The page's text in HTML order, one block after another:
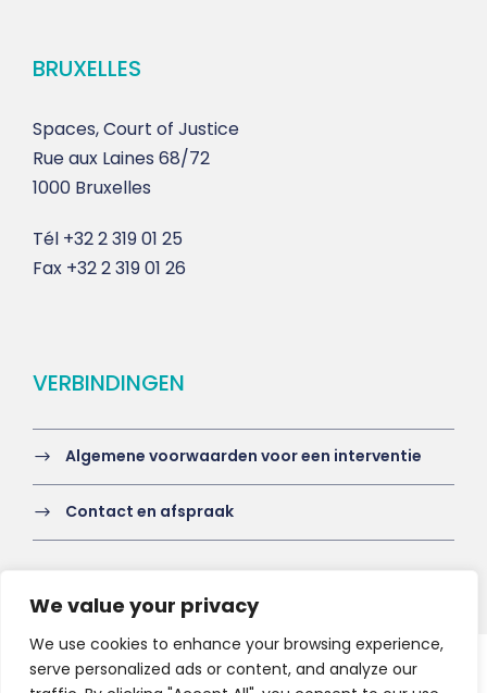
We value your privacy
We use cookies to enhance your browsing experience,
serve personalized ads or content, and analyze our
BRUXELLES
Spaces, Court of Justice
Rue aux Laines 68/72
1000 Bruxelles
Tél +32 2 319 01 25
Fax +32 2 319 01 26
VERBINDINGEN
Algemene voorwaarden voor een interventie
Contact en afspraak
Copyright 2021 HV-A, All Right Reserved